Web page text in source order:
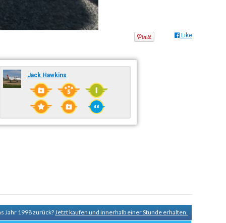
Like
Jack Hawkins
Jahr 1998 zurück?Jetzt kaufen und innerhalb einer Stunde erhalten.